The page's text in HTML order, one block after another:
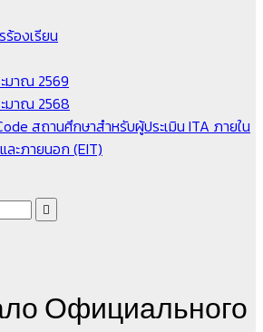
องเรียน
มาณ 2569
มาณ 2568
สถานศึกษาสำหรับผู้ประเมิน ITA ภายใน
ละภายนอก (EIT)
Официального